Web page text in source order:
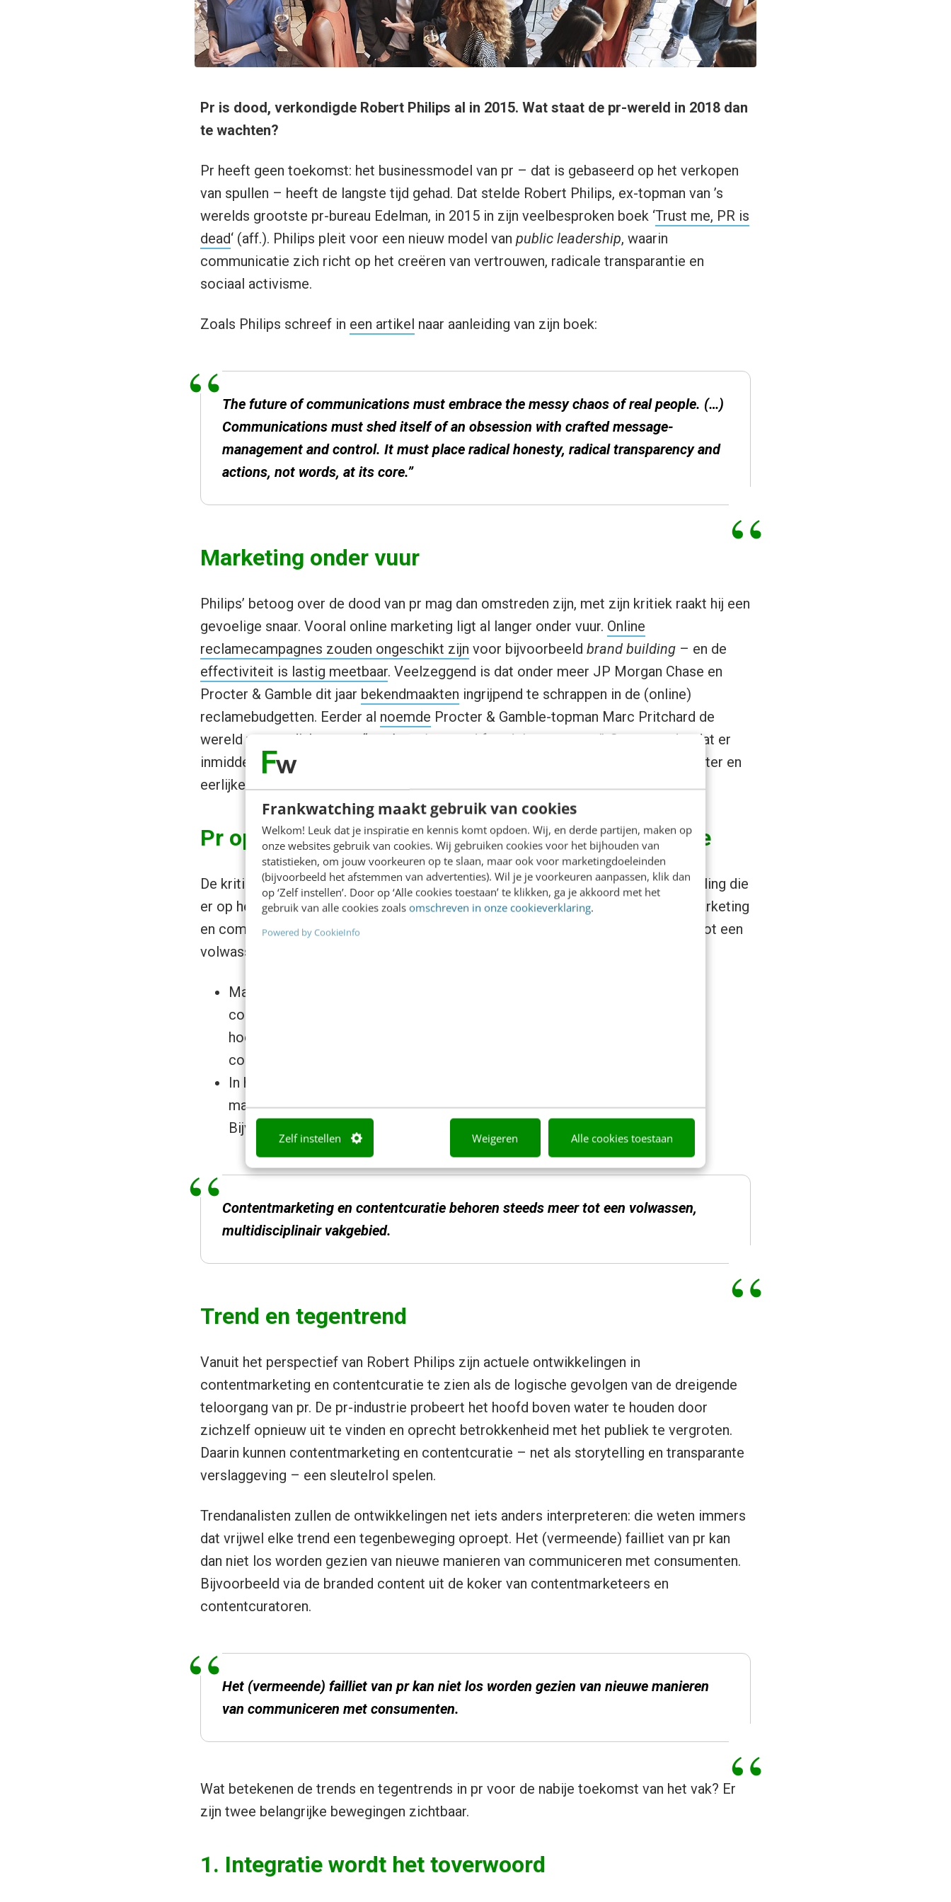
Frankwatching maakt gebruik van cookies
Welkom! Leuk dat je inspiratie en kennis komt opdoen. Wij, en derde partijen, maken op
onze websites gebruik van cookies. Wij gebruiken cookies voor het bijhouden van
statistieken, om jouw voorkeuren op te slaan, maar ook voor marketingdoeleinden
(bijvoorbeeld het afstemmen van advertenties). Wil je je voorkeuren aanpassen, klik dan
op ‘Zelf instellen’. Door op ‘Alle cookies toestaan’ te klikken, ga je akkoord met het
gebruik van alle cookies zoals omschreven in onze cookieverklaring.
Powered by CookieInfo
Zelf instellen Weigeren Alle cookies toestaan
Pr is dood, verkondigde Robert Philips al in 2015. Wat staat de pr-wereld in 2018 dan
te wachten?
Pr heeft geen toekomst: het businessmodel van pr – dat is gebaseerd op het verkopen
van spullen – heeft de langste tijd gehad. Dat stelde Robert Philips, ex-topman van ’s
werelds grootste pr-bureau Edelman, in 2015 in zijn veelbesproken boek ‘Trust me, PR is
dead‘ (aff.). Philips pleit voor een nieuw model van public leadership, waarin
communicatie zich richt op het creëren van vertrouwen, radicale transparantie en
sociaal activisme.
Zoals Philips schreef in een artikel naar aanleiding van zijn boek:
The future of communications must embrace the messy chaos of real people. (…)
Communications must shed itself of an obsession with crafted message-
management and control. It must place radical honesty, radical transparency and
actions, not words, at its core.”
Marketing onder vuur
Philips’ betoog over de dood van pr mag dan omstreden zijn, met zijn kritiek raakt hij een
gevoelige snaar. Vooral online marketing ligt al langer onder vuur. Online
reclamecampagnes zouden ongeschikt zijn voor bijvoorbeeld brand building– en de
effectiviteit is lastig meetbaar. Veelzeggend is dat onder meer JP Morgan Chase en
Procter & Gamble dit jaar bekendmaakten ingrijpend te schrappen in de (online)
reclamebudgetten. Eerder al noemde Procter & Gamble-topman Marc Pritchard de
wereld van mediabureaus “murky at best and fraudulent at worst”. Geen wonder dat er
inmiddels een heuse
om online-advertentiehandel transparanter en
eerlijker te maken.
Pr op het snijvlak van marketing en communicatie
De kritische geluiden over marketing en pr gaan samen met een actuele ontwikkeling die
er op het eerste gezicht haaks op lijkt te staan: de toenemende verweving van marketing
en communicatie. Het feit dat
steeds meer tot een
volwassen, multidisciplinair vakgebied behoren, illustreert deze trend.
Marketeers werken steeds meer samen met communicatiespecialisten,
contentstrategen en copywriters die reclamecampagnes ondersteunen met
hoogwaardige content en aansprekende verhalen. Tegelijkertijd wordt
contentmarketing
In het proces van
marktinformatie waarvan marketing & sales slim gebruik kunnen maken.
Bijvoorbeeld om contacten te onderhouden met
Contentmarketing en contentcuratie behoren steeds meer tot een volwassen,
multidisciplinair vakgebied.
Trend en tegentrend
Vanuit het perspectief van Robert Philips zijn actuele ontwikkelingen in
contentmarketing en contentcuratie te zien als de logische gevolgen van de dreigende
teloorgang van pr. De pr-industrie probeert het hoofd boven water te houden door
zichzelf opnieuw uit te vinden en oprecht betrokkenheid met het publiek te vergroten.
Daarin kunnen contentmarketing en contentcuratie – net als storytelling en transparante
verslaggeving – een sleutelrol spelen.
Trendanalisten zullen de ontwikkelingen net iets anders interpreteren: die weten immers
dat vrijwel elke trend een tegenbeweging oproept. Het (vermeende) failliet van pr kan
dan niet los worden gezien van nieuwe manieren van communiceren met consumenten.
Bijvoorbeeld via de branded content uit de koker van contentmarketeers en
contentcuratoren.
Het (vermeende) failliet van pr kan niet los worden gezien van nieuwe manieren
van communiceren met consumenten.
Wat betekenen de trends en tegentrends in pr voor de nabije toekomst van het vak? Er
zijn twee belangrijke bewegingen zichtbaar.
1. Integratie wordt het toverwoord